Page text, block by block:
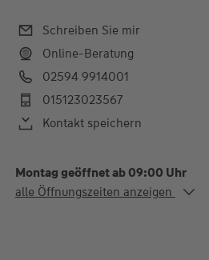
Schreiben Sie mir
Online-Beratung
02594 9914001
015123023567
Kontakt speichern
Montag geöffnet ab 09:00 Uhr
Alle Öffnungszeiten
alle Öffnungszeiten anzeigen